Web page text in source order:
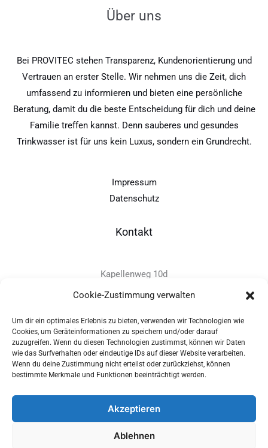
Cookie-Zustimmung verwalten
Um dir ein optimales Erlebnis zu bieten, verwenden wir Technologien wie
Cookies, um Geräteinformationen zu speichern und/oder darauf
zuzugreifen. Wenn du diesen Technologien zustimmst, können wir Daten
wie das Surfverhalten oder eindeutige IDs auf dieser Website verarbeiten.
Wenn du deine Zustimmung nicht erteilst oder zurückziehst, können
bestimmte Merkmale und Funktionen beeinträchtigt werden.
Akzeptieren
Ablehnen
Über uns
Bei PROVITEC stehen Transparenz, Kundenorientierung und
Vertrauen an erster Stelle. Wir nehmen uns die Zeit, dich
umfassend zu informieren und bieten eine persönliche
Beratung, damit du die beste Entscheidung für dich und deine
Familie treffen kannst. Denn sauberes und gesundes
Trinkwasser ist für uns kein Luxus, sondern ein Grundrecht.
Impressum
Datenschutz
Kontakt
Kapellenweg 10d
D-94575 Windorf
+49 - (0)8546 - 97 39 0
info@provitec.de
www.provitec.com
Copyright © 2026 PROVITEC Trinkwassersysteme e.K | Alle
Rechte vorbehalten |Impressum